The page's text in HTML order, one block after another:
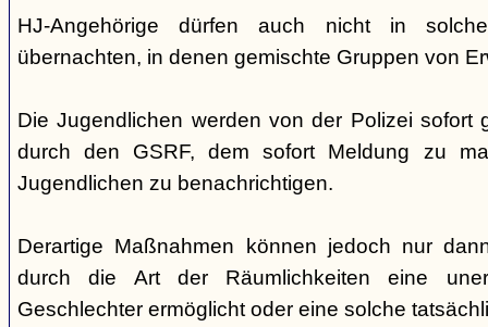
HJ-Angehörige dürfen auch nicht in
übernachten, in denen gemischte Gruppen von
Die Jugendlichen werden von der Polizei sofort
durch den GSRF, dem sofort Meldung zu
Jugendlichen zu benachrichtigen.
Derartige Maßnahmen können jedoch nur
durch die Art der Räumlichkeiten eine
Geschlechter ermöglicht oder eine solche